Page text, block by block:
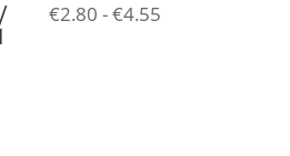
€2.80 -€4.55